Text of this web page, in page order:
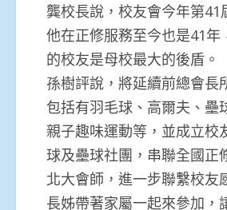
龔校長說，校友會今年第41
他在正修服務至今也是41年
的校友是母校最大的後盾。
孫樹評說，將延續前總會長
包括有羽毛球、高爾夫、壘
親子趣味運動等，並成立校
球及壘球社團，串聯全國正
北大會師，進一步聯繫校友
長姊帶著家屬一起來參加，